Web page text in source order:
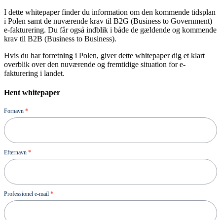
I dette whitepaper finder du information om den kommende tidsplan
i Polen samt de nuværende krav til B2G (Business to Government)
e-fakturering. Du får også indblik i både de gældende og kommende
krav til B2B (Business to Business).
Hvis du har forretning i Polen, giver dette whitepaper dig et klart
overblik over den nuværende og fremtidige situation for e-
fakturering i landet.
Hent whitepaper
Ressource
Fornavn *
Efternavn *
Professionel e-mail *